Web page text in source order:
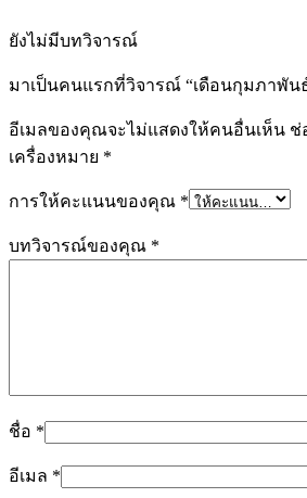
ยังไม่มีบทวิจารณ์
มาเป็นคนแรกที่วิจารณ์ “เดือนกุมภาพันธ์
อีเมลของคุณจะไม่แสดงให้คนอื่นเห็น ช่
เครื่องหมาย *
การให้คะแนนของคุณ *
บทวิจารณ์ของคุณ *
ชื่อ *
อีเมล *